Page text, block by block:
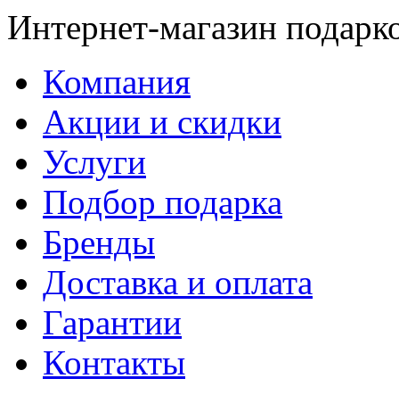
Интернет-магазин
Компания
Акции и скидки
Услуги
Подбор подарка
Бренды
Доставка и оплата
Гарантии
Контакты